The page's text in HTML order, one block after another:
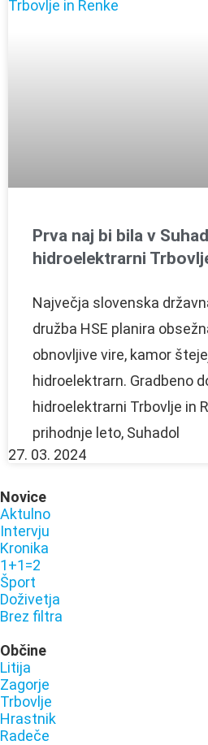
Prva naj bi bila v
hidroelektrarni
Največja slovenska
družba HSE planira
obnovljive vire, kamor
hidroelektrarn. Gradbeno
hidroelektrarni Trbovlje in
prihodnje leto, Suhadol
27. 03. 2024
Novice
Aktulno
Intervju
Kronika
1+1=2
Šport
Doživetja
Brez filtra
Občine
Litija
Zagorje
Trbovlje
Hrastnik
Radeče